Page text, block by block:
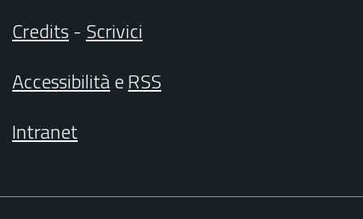
Credits- Scrivici
AccessibilitàeRSS
Intranet